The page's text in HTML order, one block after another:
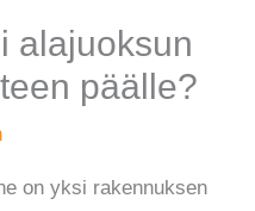
alajuoksun
päälle?
on yksi rakennuksen